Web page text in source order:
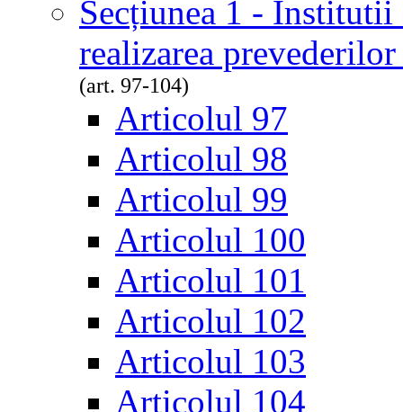
Secțiunea 1 -
realizarea
(art. 97-104)
Articolul 97
Articolul 98
Articolul 99
Articolul 100
Articolul 101
Articolul 102
Articolul 103
Articolul 104